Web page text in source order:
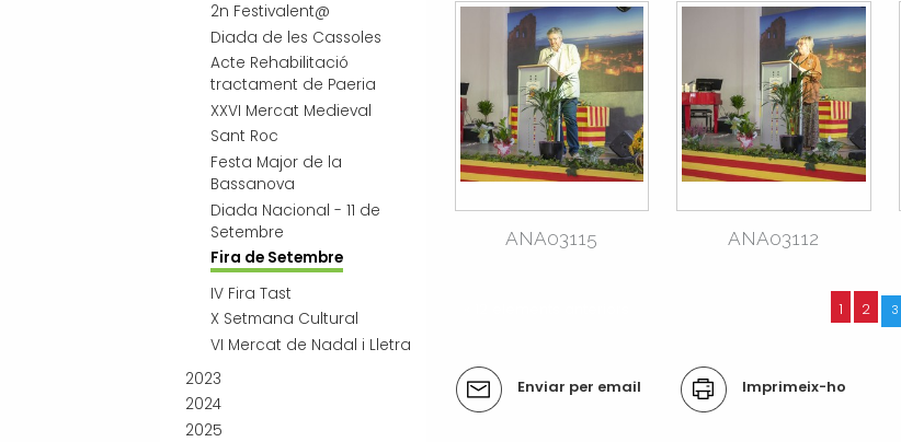
2n Festivalent@
Diada de les Cassoles
Acte Rehabilitació
tractament de Paeria
XXVI Mercat Medieval
Sant Roc
Festa Major de la
Bassanova
Diada Nacional - 11 de
Setembre
Fira de Setembre
IV Fira Tast
X Setmana Cultural
VI Mercat de Nadal i Lletra
2023
2024
2025
ANA03115 ANA03112
1 2 3
Accions
del
Enviar per email Imprimeix-ho